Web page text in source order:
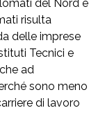
del Nord e
risulta
delle imprese
Tecnici e
ad
sono meno
di lavoro